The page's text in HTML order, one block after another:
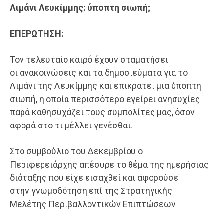
Λιμάνι Λευκίμμης: ύποπτη σιωπή;
ΕΠΕΡΩΤΗΣΗ:
Τον τελευταίο καιρό έχουν σταματήσει
οι ανακοινώσεις και τα δημοσιεύματα για το
Λιμάνι της Λευκίμμης και επικρατεί μια ύποπτη
σιωπή, η οποία περισσότερο εγείρει ανησυχίες
παρά καθησυχάζει τους συμπολίτες μας, όσον
αφορά στο τι μέλλει γενέσθαι.
Στο συμβούλιο του Δεκεμβρίου ο
Περιφερειάρχης απέσυρε το θέμα της ημερήσιας
διάταξης που είχε εισαχθεί και αφορούσε
στην γνωμοδότηση επί της Στρατηγικής
Μελέτης Περιβαλλοντικών Επιπτώσεων